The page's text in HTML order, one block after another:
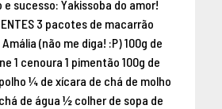
sucesso: Yakissoba do amor!
3 pacotes de macarrão
(não me diga! :P) 100g de
1 cenoura 1 pimentão 100g de
¼ de xícara de chá de molho
de água ½ colher de sopa de